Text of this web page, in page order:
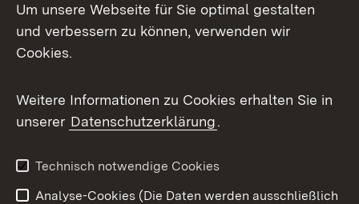
Facebook
X / Twitter
Youtube
Impressum
Kontakt
Um unsere Webseite für Sie optimal gestalten
und verbessern zu können, verwenden wir
Cookies.
Weitere Informationen zu Cookies erhalten Sie in
unserer Datenschutzerklärung.
Technisch notwendige Cookies
Analyse-Cookies (Die Daten werden ausschließlich